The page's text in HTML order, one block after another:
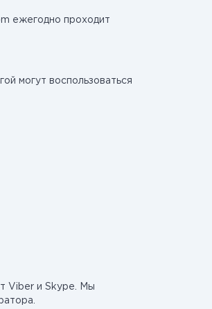
ежегодно проходит
могут воспользоваться
Viber и Skype. Мы